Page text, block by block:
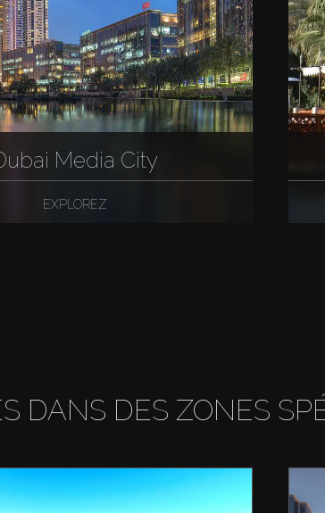
Media City
EXPLOREZ
DANS DES ZONES